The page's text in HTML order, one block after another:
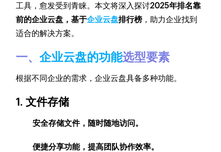
工具，愈发受到青睐。本文将深入探讨2025年排名靠
前的企业云盘，基于企业云盘排行榜 ，助力企业找到
适合的解决方案。
一、企业云盘的功能选型要素
根据不同企业的需求，企业云盘具备多种功能。
1. 文件存储
安全存储文件，随时随地访问。
便捷分享功能，提高团队协作效率。